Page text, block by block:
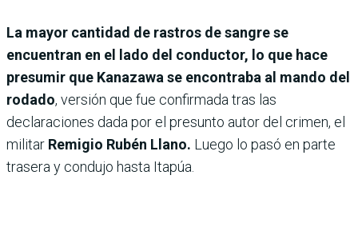
La mayor cantidad de rastros de sangre se
encuentran en el lado del conductor, lo que hace
presumir que Kanazawa se encontraba al mando del
rodado, versión que fue confirmada tras las
declaraciones dada por el presunto autor del crimen, el
militar Remigio Rubén Llano. Luego lo pasó en parte
trasera y condujo hasta Itapúa.